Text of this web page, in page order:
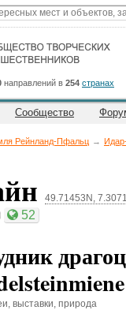
направлений в 254 странах
Сообщество
Рейнланд-Пфальц →
49.71453N,
52
выставки, природа